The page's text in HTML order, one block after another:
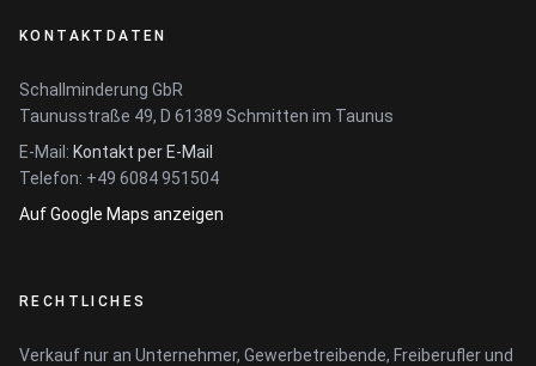
KONTAKTDATEN
Schallminderung GbR
Taunusstraße 49, D 61389 Schmitten im Taunus
E-Mail: Kontakt per E-Mail
Telefon: +49 6084 951504
Auf Google Maps anzeigen
RECHTLICHES
Verkauf nur an Unternehmer, Gewerbetreibende, Freiberufler und